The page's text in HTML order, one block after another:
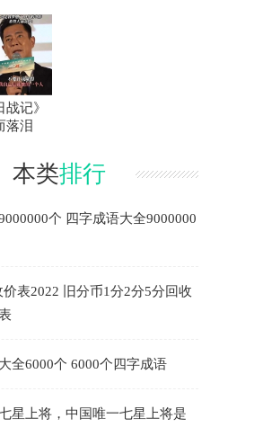
记》
落泪
本类排行
个 四字成语大全9000000
价表2022 旧分币1分2分5分回收
全6000个 6000个四字成语
星上将，中国唯一七星上将是